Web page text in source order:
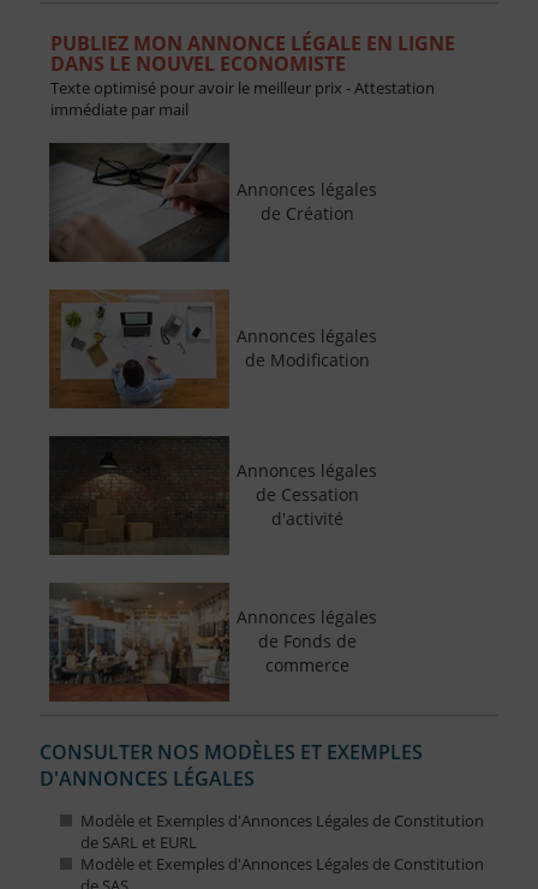
PUBLIEZ MON ANNONCE LÉGALE EN LIGNE
DANS LE NOUVEL ECONOMISTE
Texte optimisé pour avoir le meilleur prix - Attestation
immédiate par mail
Annonces légales
de Création
Annonces légales
de Modification
Annonces légales
de Cessation
d'activité
Annonces légales
de Fonds de
commerce
CONSULTER NOS MODÈLES ET EXEMPLES
D'ANNONCES LÉGALES
Modèle et Exemples d'Annonces Légales de Constitution
de SARL et EURL
Modèle et Exemples d'Annonces Légales de Constitution